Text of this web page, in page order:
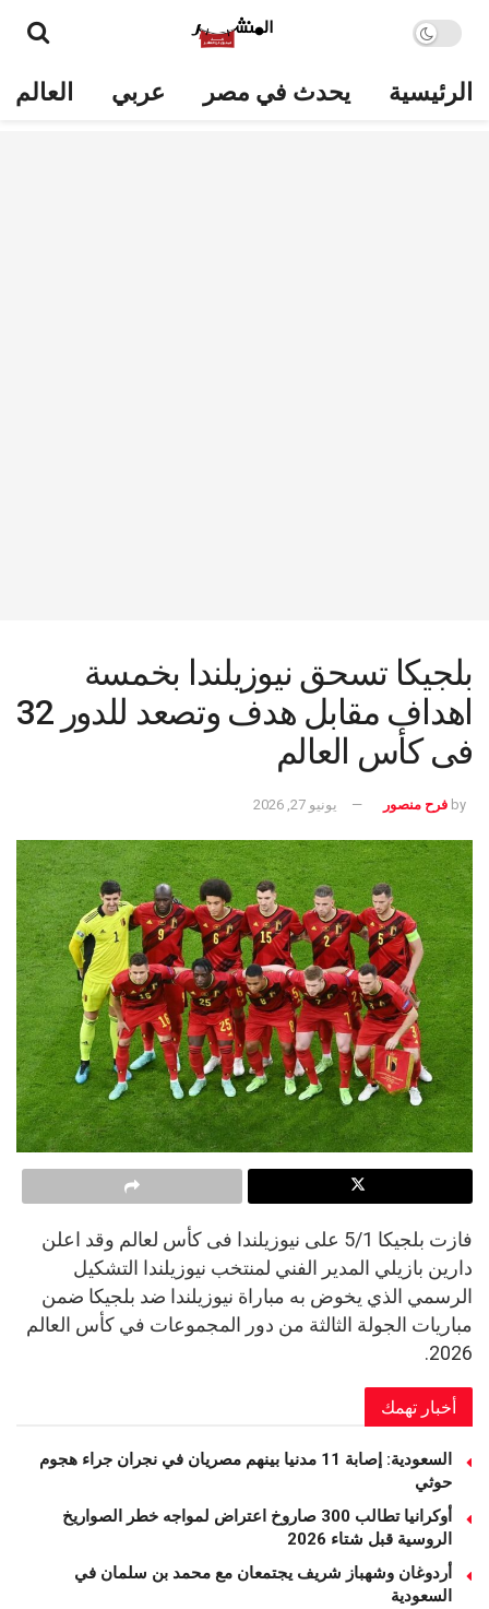
الرئيسية يحدث في مصر عربي العالم
بلجيكا تسحق نيوزيلندا بخمسة
اهداف مقابل هدف وتصعد للدور 32
فى كأس العالم
by فرح منصور يونيو 27, 2026
فازت بلجيكا 5/1 على نيوزيلندا فى كأس لعالم وقد اعلن
دارين بازيلي المدير الفني لمنتخب نيوزيلندا التشكيل
الرسمي الذي يخوض به مباراة نيوزيلندا ضد بلجيكا ضمن
مباريات الجولة الثالثة من دور المجموعات في كأس العالم
2026.
أخبار تهمك
السعودية: إصابة 11 مدنيا بينهم مصريان في نجران جراء هجوم
حوثي
أوكرانيا تطالب 300 صاروخ اعتراض لمواجه خطر الصواريخ
الروسية قبل شتاء 2026
أردوغان وشهباز شريف يجتمعان مع محمد بن سلمان في
السعودية